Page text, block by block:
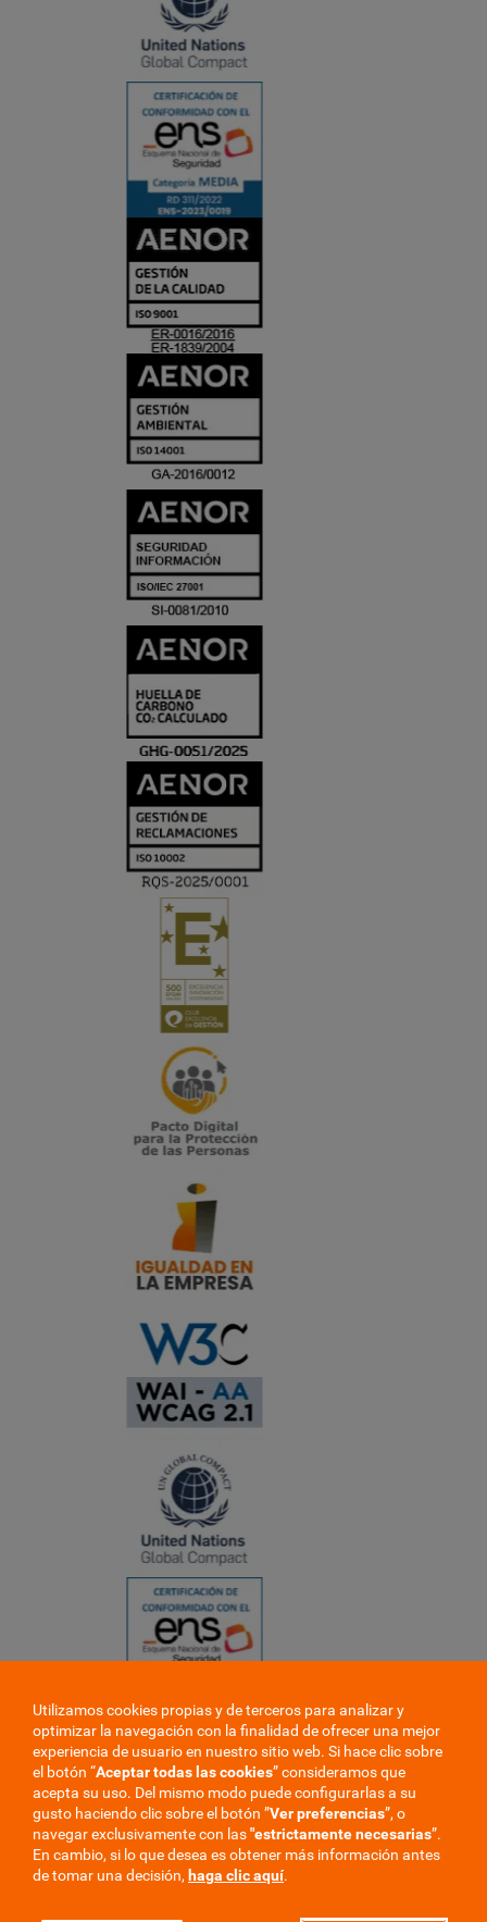
❮
❯
Utilizamos cookies propias y de terceros para analizar y
optimizar la navegación con la finalidad de ofrecer una mejor
experiencia de usuario en nuestro sitio web. Si hace clic sobre
el botón “Aceptar todas las cookies” consideramos que
acepta su uso. Del mismo modo puede configurarlas a su
gusto haciendo clic sobre el botón ”Ver preferencias”, o
navegar exclusivamente con las"estrictamentenecesarias”.
En cambio, si lo que desea es obtener más información antes
de tomar una decisión, haga clic aquí.